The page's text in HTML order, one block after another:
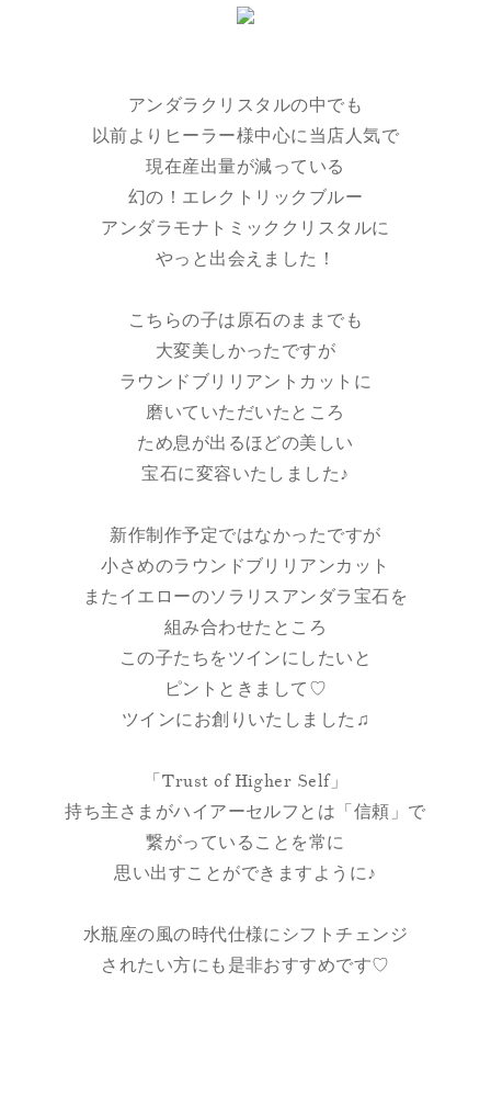
アンダラクリスタルの中でも
以前よりヒーラー様中心に当店人気で
現在産出量が減っている
幻の！エレクトリックブルー
アンダラモナトミッククリスタルに
やっと出会えました！
こちらの子は原石のままでも
大変美しかったですが
ラウンドブリリアントカットに
磨いていただいたところ
ため息が出るほどの美しい
宝石に変容いたしました♪
新作制作予定ではなかったですが
小さめのラウンドブリリアンカット
またイエローのソラリスアンダラ宝石を
組み合わせたところ
この子たちをツインにしたいと
ピントときまして♡
ツインにお創りいたしました♫
「Trust of Higher Self」
持ち主さまがハイアーセルフとは「信頼」で
繋がっていることを常に
思い出すことができますように♪
水瓶座の風の時代仕様にシフトチェンジ
されたい方にも是非おすすめです♡